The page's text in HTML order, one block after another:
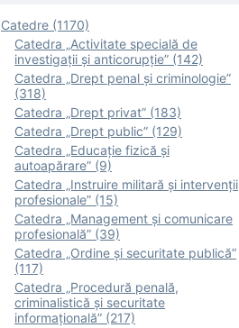
Catedre (1170)
Catedra „Activitate specială de
investigaţii şi anticorupție” (142)
Catedra „Drept penal și criminologie”
(318)
Catedra „Drept privat” (183)
Catedra „Drept public” (129)
Catedra „Educație fizică şi
autoapărare” (9)
Catedra „Instruire militară şi intervenţii
profesionale” (15)
Catedra „Management și comunicare
profesională” (39)
Catedra „Ordine și securitate publică”
(117)
Catedra „Procedură penală,
criminalistică și securitate
informațională” (217)